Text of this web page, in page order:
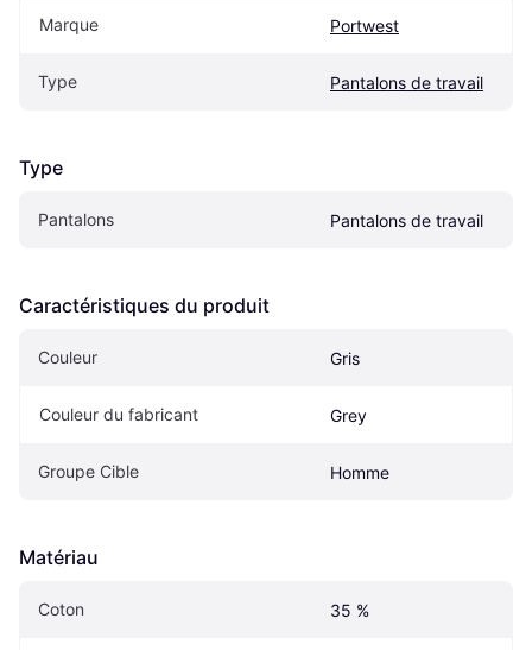
Marque Portwest
Type Pantalons de travail
Type
Pantalons Pantalons de travail
Caractéristiques du produit
Couleur Gris
Couleur du fabricant Grey
Groupe Cible Homme
Matériau
Coton 35 %